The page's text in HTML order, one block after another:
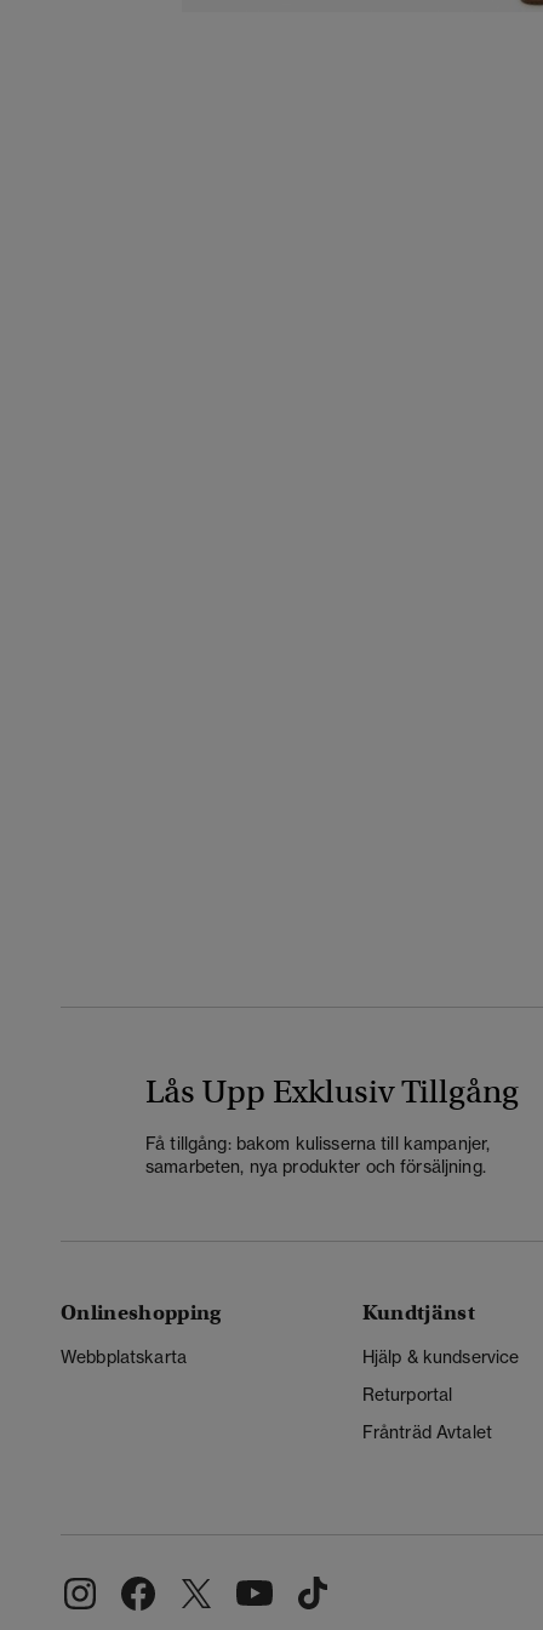
Lås Upp Exklusiv Tillgång
Få tillgång: bakom kulisserna till kampanjer,
samarbeten, nya produkter och försäljning.
Onlineshopping
Webbplatskarta
Kundtjänst
Hjälp & kundservice
Returportal
Frånträd Avtalet